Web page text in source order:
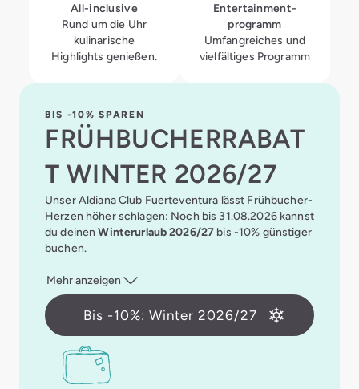
All-inclusive
Rund um die Uhr
kulinarische
Highlights genießen.
Entertainment­
programm
Umfangreiches und
vielfältiges Programm
BIS -10% SPAREN
FRÜHBUCHERRABAT
T WINTER 2026/27
Unser Aldiana Club Fuerteventura lässt Frühbucher-
Herzen höher schlagen: Noch bis 31.08.2026 kannst
du deinenWinterurlaub 2026/27 bis -10% günstiger
buchen.
Mehr anzeigen
Bis -10%: Winter 2026/27